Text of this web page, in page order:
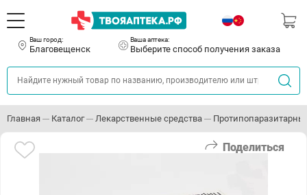
Ваш город:
Благовещенск
Ваша аптека:
Выберите способ получения заказа
Главная Каталог Лекарственные средства
Поделиться